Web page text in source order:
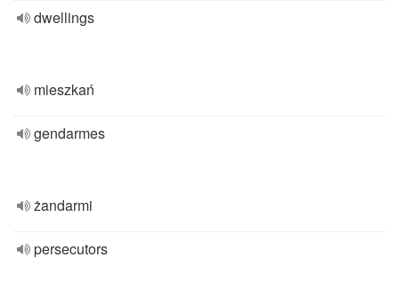
dwellings
mieszkań
gendarmes
żandarmi
persecutors